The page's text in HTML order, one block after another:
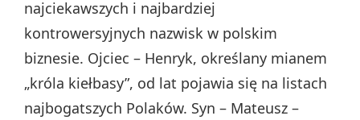
najciekawszych i najbardziej
kontrowersyjnych nazwisk w polskim
biznesie. Ojciec – Henryk, określany mianem
„króla kiełbasy”, od lat pojawia się na listach
najbogatszych Polaków. Syn – Mateusz –